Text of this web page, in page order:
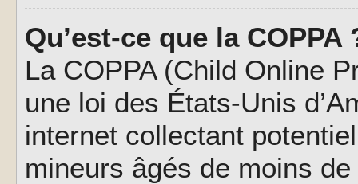
Qu’est-ce que la COPPA
La COPPA (Child Online
une loi des États-Unis
internet collectant
mineurs âgés de moins